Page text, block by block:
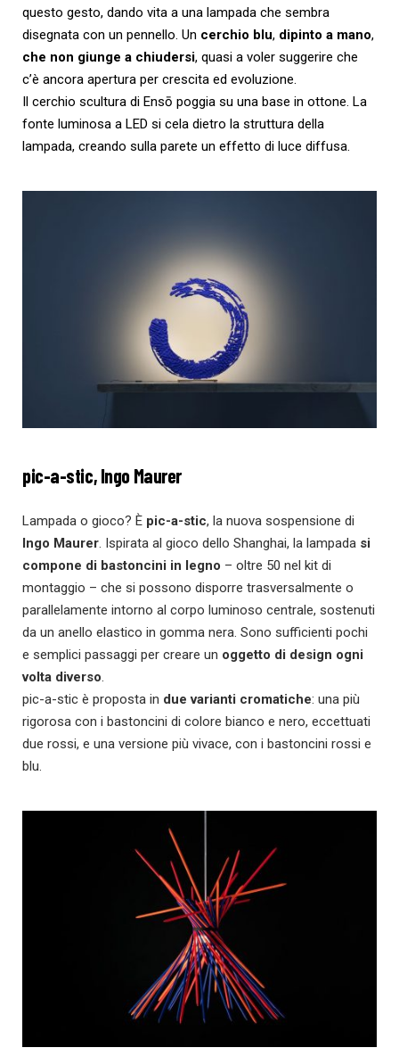
questo gesto, dando vita a una lampada che sembra
disegnata con un pennello. Un cerchio blu, dipinto a mano,
che non giunge a chiudersi, quasi a voler suggerire che
c’è ancora apertura per crescita ed evoluzione.
Il cerchio scultura di Ensō poggia su una base in ottone. La
fonte luminosa a LED si cela dietro la struttura della
lampada, creando sulla parete un effetto di luce diffusa.
pic-a-stic,Ingo Maurer
Lampada o gioco? È pic-a-stic, la nuova sospensione di
Ingo Maurer . Ispirata al gioco dello Shanghai, la lampada si
compone di bastoncini in legno – oltre 50 nel kit di
montaggio – che si possono disporre trasversalmente o
parallelamente intorno al corpo luminoso centrale, sostenuti
da un anello elastico in gomma nera. Sono sufficienti pochi
e semplici passaggi per creare un oggetto di design ogni
volta diverso
pic-a-stic è proposta in due varianti cromatiche: una più
rigorosa con i bastoncini di colore bianco e nero, eccettuati
due rossi, e una versione più vivace, con i bastoncini rossi e
blu.